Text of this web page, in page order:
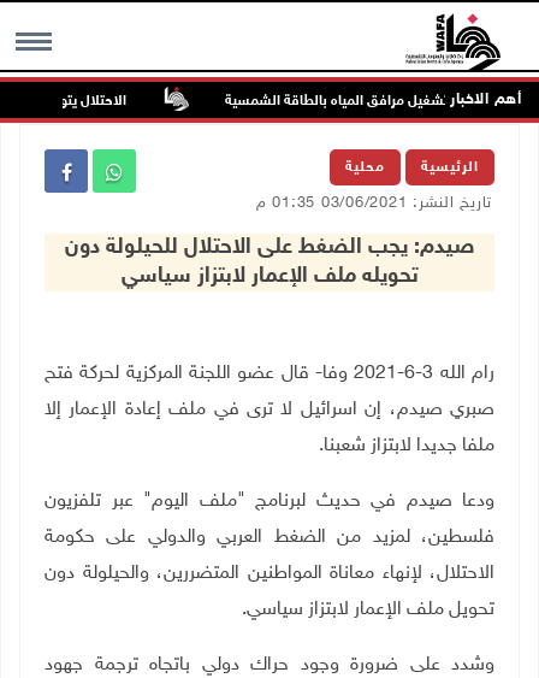
MENU أهم الاخبار
نحو تشغيل مرافق المياه بالطاقة الشمسية الاحتلال يتوغل في
الرئيسية محلية
تاريخ النشر: 03/06/2021 01:35 م
صيدم: يجب الضغط على الاحتلال للحيلولة دون
تحويله ملف الإعمار لابتزاز سياسي
رام الله 3-6-2021 وفا- قال عضو اللجنة المركزية لحركة فتح
صبري صيدم، إن اسرائيل لا ترى في ملف إعادة الإعمار إلا
ملفا جديدا لابتزاز شعبنا.
ودعا صيدم في حديث لبرنامج "ملف اليوم" عبر تلفزيون
فلسطين، لمزيد من الضغط العربي والدولي على حكومة
الاحتلال، لإنهاء معاناة المواطنين المتضررين، والحيلولة دون
تحويل ملف الإعمار لابتزاز سياسي.
وشدد على ضرورة وجود حراك دولي باتجاه ترجمة جهود